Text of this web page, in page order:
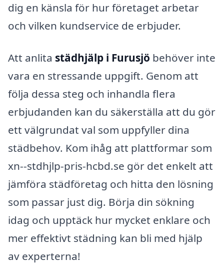
dig en känsla för hur företaget arbetar
och vilken kundservice de erbjuder.
Att anlita städhjälp i Furusjö behöver inte
vara en stressande uppgift. Genom att
följa dessa steg och inhandla flera
erbjudanden kan du säkerställa att du gör
ett välgrundat val som uppfyller dina
städbehov. Kom ihåg att plattformar som
xn--stdhjlp-pris-hcbd.se gör det enkelt att
jämföra städföretag och hitta den lösning
som passar just dig. Börja din sökning
idag och upptäck hur mycket enklare och
mer effektivt städning kan bli med hjälp
av experterna!